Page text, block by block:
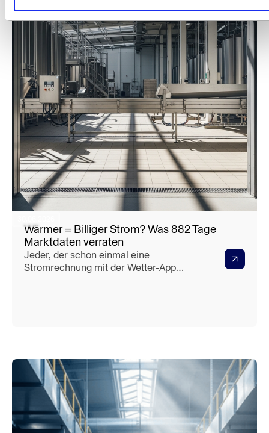
Wärmer = Billiger Strom? Was 882 Tage
Marktdaten verraten
Jeder, der schon einmal eine
Stromrechnung mit der Wetter-App